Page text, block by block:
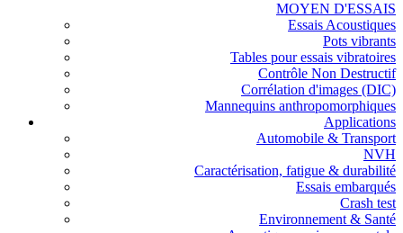
MOYEN D'ESSAIS
Essais Acoustiques
Pots vibrants
Tables pour essais vibratoires
Contrôle Non Destructif
Corrélation d'images (DIC)
Mannequins anthropomorphiques
Applications
Automobile & Transport
NVH
Caractérisation, fatigue & durabilité
Essais embarqués
Crash test
Environnement & Santé